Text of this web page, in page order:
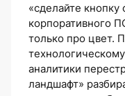
«сделайте
корпоративного
только про цвет.
аналитики
ландшафт»